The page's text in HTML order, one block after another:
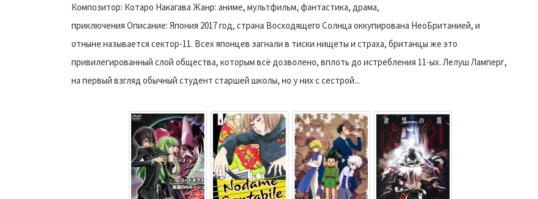
Композитор: Котаро Накагава Жанр: аниме, мультфильм, фантастика, драма,
приключения Описание: Япония 2017 год, страна Восходящего Солнца оккупирована НеоБританией, и
отныне называется сектор-11. Всех японцев загнали в тиски нищеты и страха, британцы же это
привилегированный слой общества, которым всё дозволено, вплоть до истребления 11-ых. Лелуш Ламперг,
на первый взгляд обычный студент старшей школы, но у них с сестрой...